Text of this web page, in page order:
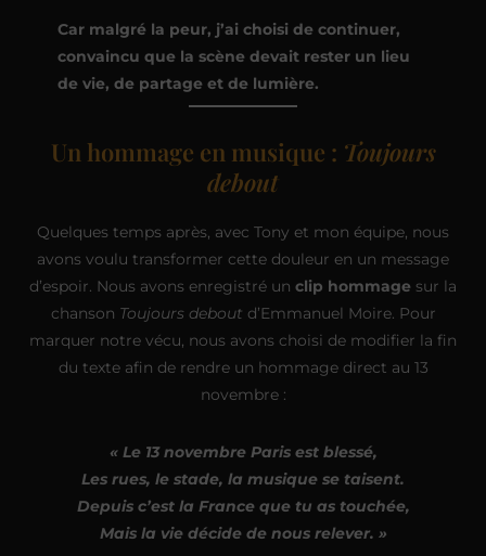
Car malgré la peur, j’ai choisi de continuer,
convaincu que la scène devait rester un lieu
de vie, de partage et de lumière.
Un hommage en musique : Toujours
debout
Quelques temps après, avec Tony et mon équipe, nous
avons voulu transformer cette douleur en un message
d’espoir. Nous avons enregistré un clip hommage sur la
chanson Toujours debout d’Emmanuel Moire. Pour
marquer notre vécu, nous avons choisi de modifier la fin
du texte afin de rendre un hommage direct au 13
novembre :
« Le 13 novembre Paris est blessé,
Les rues, le stade, la musique se taisent.
Depuis c’est la France que tu as touchée,
Mais la vie décide de nous relever. »